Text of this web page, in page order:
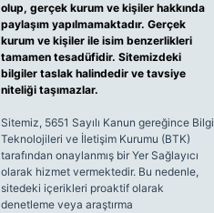
olup, gerçek kurum ve kişiler hakkında
paylaşım yapılmamaktadır. Gerçek
kurum ve kişiler ile isim benzerlikleri
tamamen tesadüfidir. Sitemizdeki
bilgiler taslak halindedir ve tavsiye
niteliği taşımazlar.
Sitemiz, 5651 Sayılı Kanun gereğince Bilgi
Teknolojileri ve İletişim Kurumu (BTK)
tarafından onaylanmış bir Yer Sağlayıcı
olarak hizmet vermektedir. Bu nedenle,
sitedeki içerikleri proaktif olarak
denetleme veya araştırma